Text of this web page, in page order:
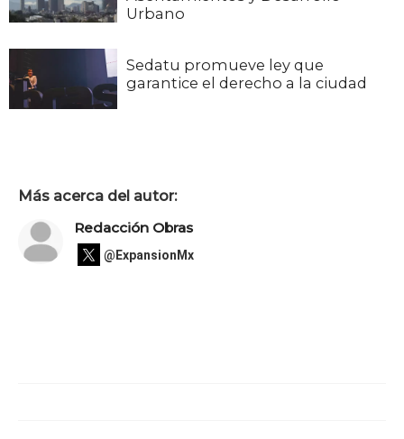
Urbano
Sedatu promueve ley que
garantice el derecho a la ciudad
Más acerca del autor:
Redacción Obras
@ExpansionMx